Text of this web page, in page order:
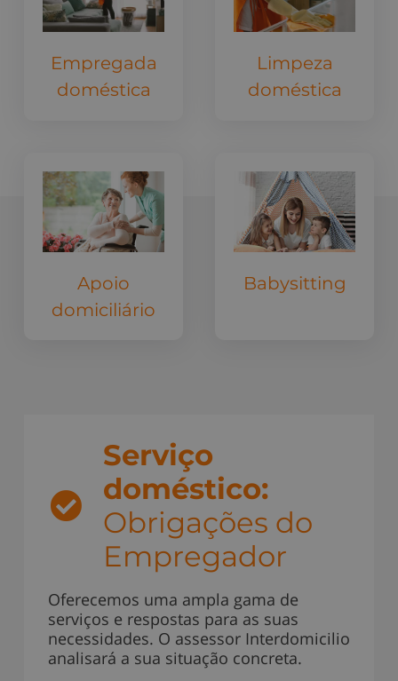
Empregada
doméstica
Limpeza
doméstica
Apoio
domiciliário
Babysitting
Serviço
doméstico:
Obrigações do
Empregador
Oferecemos uma ampla gama de
serviços e respostas para as suas
necessidades. O assessor Interdomicilio
analisará a sua situação concreta.